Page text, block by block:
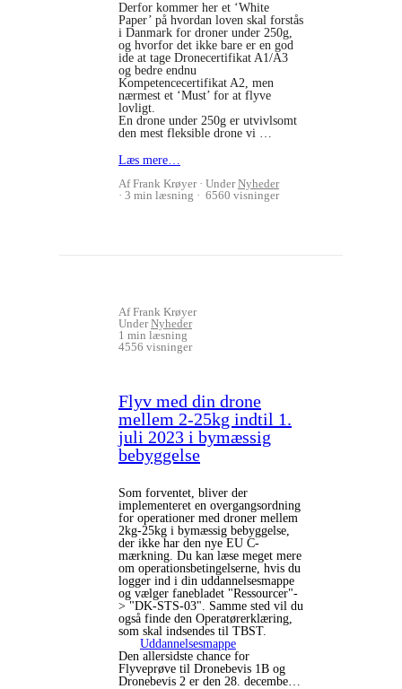
Derfor kommer her et ‘White
Paper’ på hvordan loven skal forstås
i Danmark for droner under 250g,
og hvorfor det ikke bare er en god
ide at tage Dronecertifikat A1/A3
og bedre endnu
Kompetencecertifikat A2, men
nærmest et ‘Must’ for at flyve
lovligt.
En drone under 250g er utvivlsomt
den mest fleksible drone vi …
Læs mere…
Af Frank Krøyer
UnderNyheder
3 min læsning
6560 visninger
Af Frank Krøyer
UnderNyheder
1 min læsning
4556 visninger
Flyv med din drone
mellem 2-25kg indtil 1.
juli 2023 i bymæssig
bebyggelse
Som forventet, bliver der
implementeret en overgangsordning
for operationer med droner mellem
2kg-25kg i bymæssig bebyggelse,
der ikke har den nye EU C-
mærkning. Du kan læse meget mere
om operationsbetingelserne, hvis du
logger ind i din uddannelsesmappe
og vælger fanebladet "Ressourcer"-
> "DK-STS-03". Samme sted vil du
også finde den Operatørerklæring,
som skal indsendes til TBST.
Uddannelsesmappe
Den allersidste chance for
Flyveprøve til Dronebevis 1B og
Dronebevis 2 er den 28. decembe…